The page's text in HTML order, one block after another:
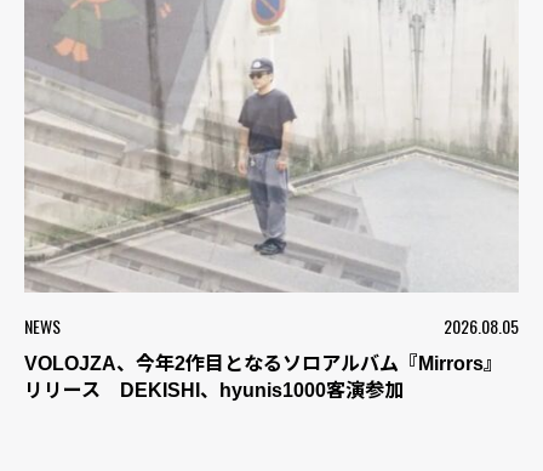
NEWS 2026.08.05
VOLOJZA、今年2作目となるソロアルバム『Mirrors』
リリース DEKISHI、hyunis1000客演参加